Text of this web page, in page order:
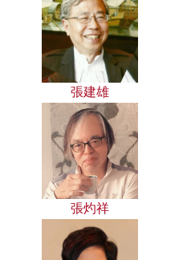
張建雄
張灼祥